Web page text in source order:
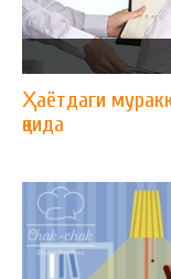
Ҳаётдаги
қоида